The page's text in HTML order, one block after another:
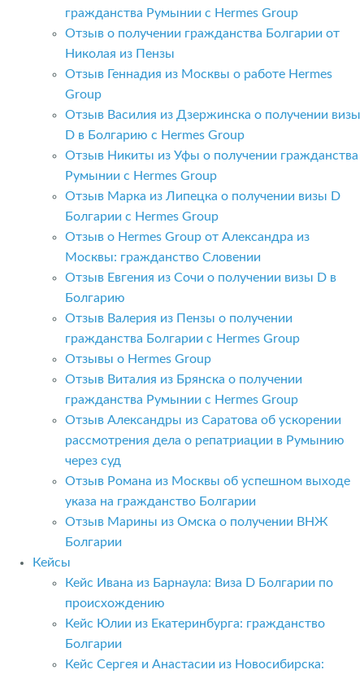
гражданства Румынии с Hermes Group
Отзыв о получении гражданства Болгарии от
Николая из Пензы
Отзыв Геннадия из Москвы о работе Hermes
Group
Отзыв Василия из Дзержинска о получении визы
D в Болгарию с Hermes Group
Отзыв Никиты из Уфы о получении гражданства
Румынии с Hermes Group
Отзыв Марка из Липецка о получении визы D
Болгарии с Hermes Group
Отзыв о Hermes Group от Александра из
Москвы: гражданство Словении
Отзыв Евгения из Сочи о получении визы D в
Болгарию
Отзыв Валерия из Пензы о получении
гражданства Болгарии с Hermes Group
Отзывы о Hermes Group
Отзыв Виталия из Брянска о получении
гражданства Румынии с Hermes Group
Отзыв Александры из Саратова об ускорении
рассмотрения дела о репатриации в Румынию
через суд
Отзыв Романа из Москвы об успешном выходе
указа на гражданство Болгарии
Отзыв Марины из Омска о получении ВНЖ
Болгарии
Кейсы
Кейс Ивана из Барнаула: Виза D Болгарии по
происхождению
Кейс Юлии из Екатеринбурга: гражданство
Болгарии
Кейс Сергея и Анастасии из Новосибирска: